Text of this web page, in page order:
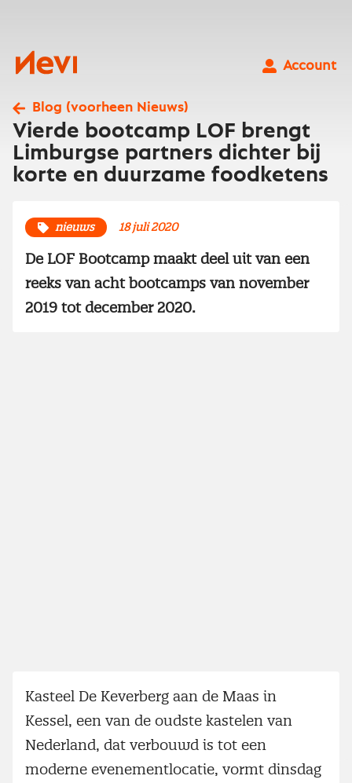
Nevi
Account
Blog (voorheen Nieuws)
Vierde bootcamp LOF brengt
Limburgse partners dichter bij
korte en duurzame foodketens
nieuws 18 juli 2020
De LOF Bootcamp maakt deel uit van een
reeks van acht bootcamps van november
2019 tot december 2020.
Kasteel De Keverberg aan de Maas in
Kessel, een van de oudste kastelen van
Nederland, dat verbouwd is tot een
moderne evenementlocatie, vormt dinsdag